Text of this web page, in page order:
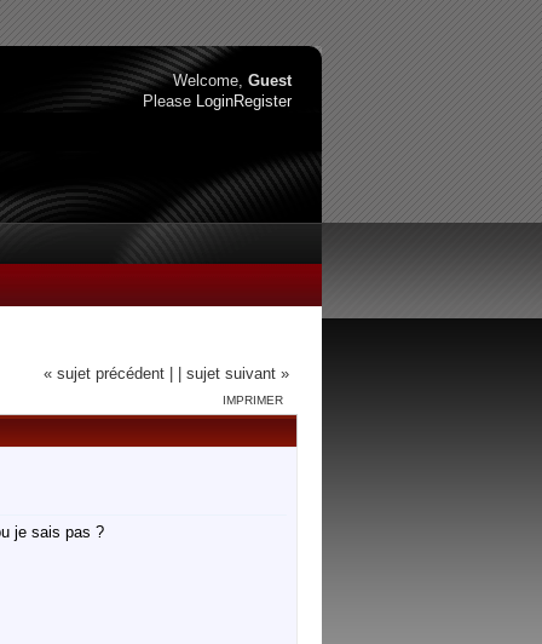
Welcome, Guest
Please LoginRegister
« sujet précédent | | sujet suivant »
IMPRIMER
je sais pas ?